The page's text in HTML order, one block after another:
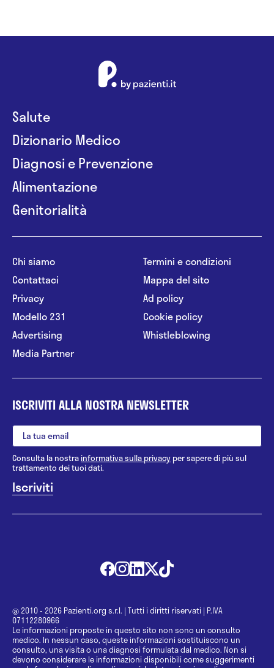
Salute
Dizionario Medico
Diagnosi e Prevenzione
Alimentazione
Genitorialità
Chi siamo
Contattaci
Privacy
Modello 231
Advertising
Media Partner
Termini e condizioni
Mappa del sito
Ad policy
Cookie policy
Whistleblowing
ISCRIVITI ALLA NOSTRA NEWSLETTER
Consulta la nostrainformativa sulla privacy per sapere di più sul
trattamento dei tuoi dati.
@ 2010 - 2026 Pazienti.org s.r.l. | Tutti i diritti riservati | P.IVA
07112280966
Le informazioni proposte in questo sito non sono un consulto
medico. In nessun caso, queste informazioni sostituiscono un
consulto, una visita o una diagnosi formulata dal medico. Non si
devono considerare le informazioni disponibili come suggerimenti